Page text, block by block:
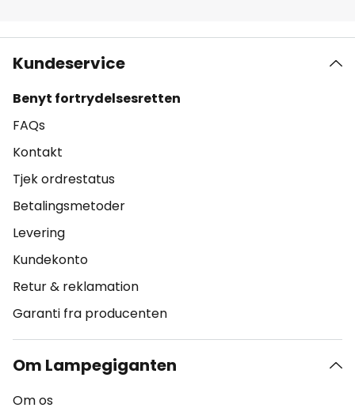
Kundeservice
Benyt fortrydelsesretten
FAQs
Kontakt
Tjek ordrestatus
Betalingsmetoder
Levering
Kundekonto
Retur & reklamation
Garanti fra producenten
Om Lampegiganten
Om os